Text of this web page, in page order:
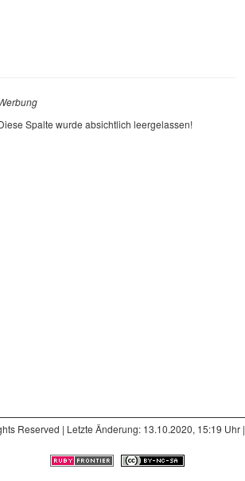
Spalte wurde absichtlich leergelassen!
Reserved | Letzte Änderung: 13.10.2020, 15:19 Uhr |